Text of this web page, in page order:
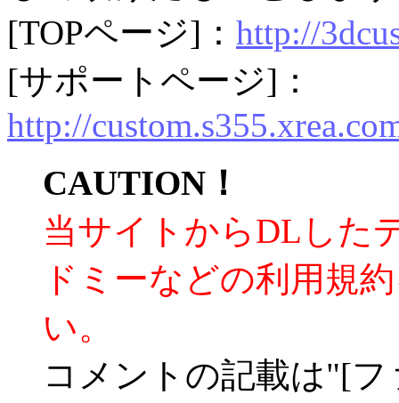
[TOPページ]： http://
[サポートページ]：
http://
CAUTION！
当サイトからDLした
ドミーなどの利用規
い。
コメントの記載は"[